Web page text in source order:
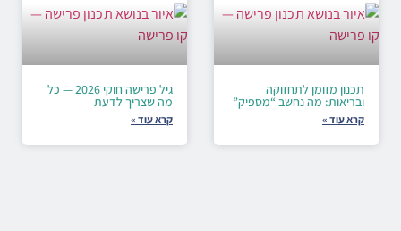
תכנון מזומן לתחזוקה
ובריאות: מה נחשב “מספיק”
קרא עוד »
גיל פרישה חוקי 2026 — כל
מה שצריך לדעת
קרא עוד »